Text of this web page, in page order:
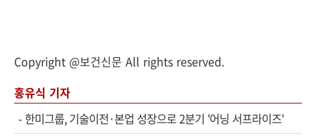
Copyright @보건신문 All rights reserved.
홍유식 기자
- 한미그룹, 기술이전·본업 성장으로 2분기 '어닝 서프라이즈'